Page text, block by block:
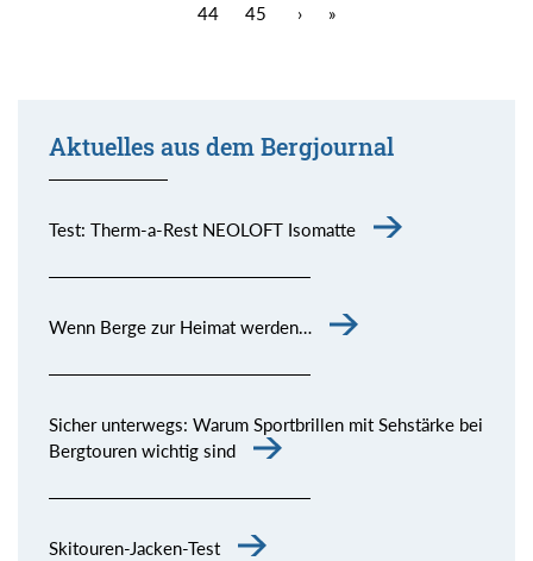
44
45 › »
Aktuelles aus dem Bergjournal
Test: Therm-a-Rest NEOLOFT Isomatte
Wenn Berge zur Heimat werden…
Sicher unterwegs: Warum Sportbrillen mit Sehstärke bei
Bergtouren wichtig sind
Skitouren-Jacken-Test